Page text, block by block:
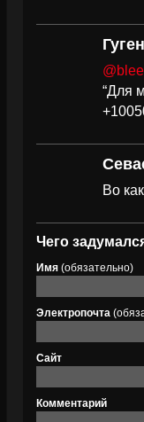
“Для
Во
Чего
Имя (обязательно)
Электропочта
Сайт
Комментарий